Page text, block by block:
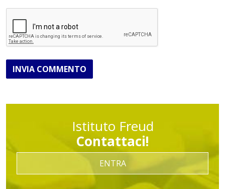
INVIA COMMENTO
Istituto Freud
Contattaci!
ENTRA